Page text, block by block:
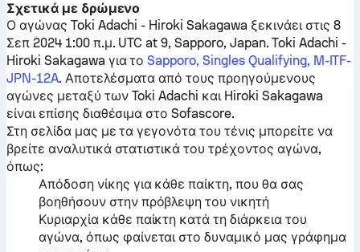
Σχετικά με δρώμενο
Ο αγώνας Toki Adachi - Hiroki Sakagawa ξεκινάει στις 8
Σεπ 2024 1:00 π.μ. UTC at 9, Sapporo, Japan. Toki Adachi -
Hiroki Sakagawa για τοSapporo, Singles Qualifying, M-ITF-
JPN-12A. Αποτελέσματα από τους προηγούμενους
αγώνες μεταξύ των Toki Adachi και Hiroki Sakagawa
είναι επίσης διαθέσιμα στο Sofascore.
Στη σελίδα μας με τα γεγονότα του τένις μπορείτε να
βρείτε αναλυτικά στατιστικά του τρέχοντος αγώνα,
όπως:
Απόδοση νίκης για κάθε παίκτη, που θα σας
βοηθήσουν στην πρόβλεψη του νικητή
Κυριαρχία κάθε παίκτη κατά τη διάρκεια του
αγώνα, όπως φαίνεται στο δυναμικό μας γράφημα